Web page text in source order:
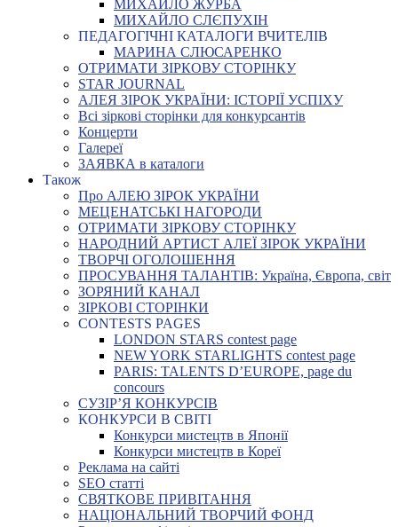
МИХАЙЛО ЖУРБА
МИХАЙЛО СЛЄПУХІН
ПЕДАГОГІЧНІ КАТАЛОГИ ВЧИТЕЛІВ
МАРИНА СЛЮСАРЕНКО
ОТРИМАТИ ЗІРКОВУ СТОРІНКУ
STAR JOURNAL
АЛЕЯ ЗІРОК УКРАЇНИ: ІСТОРІЇ УСПІХУ
Всі зіркові сторінки для конкурсантів
Концерти
Галереї
ЗАЯВКА в каталоги
Також
Про АЛЕЮ ЗІРОК УКРАЇНИ
МЕЦЕНАТСЬКІ НАГОРОДИ
ОТРИМАТИ ЗІРКОВУ СТОРІНКУ
НАРОДНИЙ АРТИСТ АЛЕЇ ЗІРОК УКРАЇНИ
ТВОРЧІ ОГОЛОШЕННЯ
ПРОСУВАННЯ ТАЛАНТІВ: Україна, Європа, світ
ЗОРЯНИЙ КАНАЛ
ЗІРКОВІ СТОРІНКИ
CONTESTS PAGES
LONDON STARS contest page
NEW YORK STARLIGHTS contest page
PARIS: TALENTS D’EUROPE, page du
concours
СУЗІР’Я КОНКУРСІВ
КОНКУРСИ В СВІТІ
Конкурси мистецтв в Японії
Конкурси мистецтв в Кореї
Реклама на сайті
SEO статті
СВЯТКОВЕ ПРИВІТАННЯ
НАЦІОНАЛЬНИЙ ТВОРЧИЙ ФОНД